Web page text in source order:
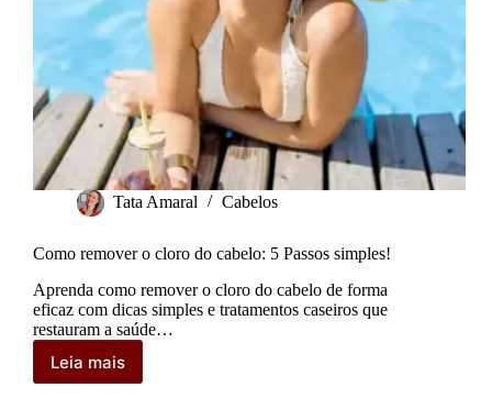
Tata Amaral Cabelos
Como remover o cloro do cabelo: 5 Passos simples!
Aprenda como remover o cloro do cabelo de forma
eficaz com dicas simples e tratamentos caseiros que
restauram a saúde…
Leia mais
Como